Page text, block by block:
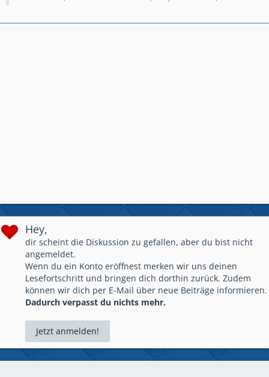
Hey,
dir scheint die Diskussion zu gefallen, aber du bist nicht
angemeldet.
Wenn du ein Konto eröffnest merken wir uns deinen
Lesefortschritt und bringen dich dorthin zurück. Zudem
können wir dich per E-Mail über neue Beiträge informieren.
Dadurch verpasst du nichts mehr.
Jetzt anmelden!